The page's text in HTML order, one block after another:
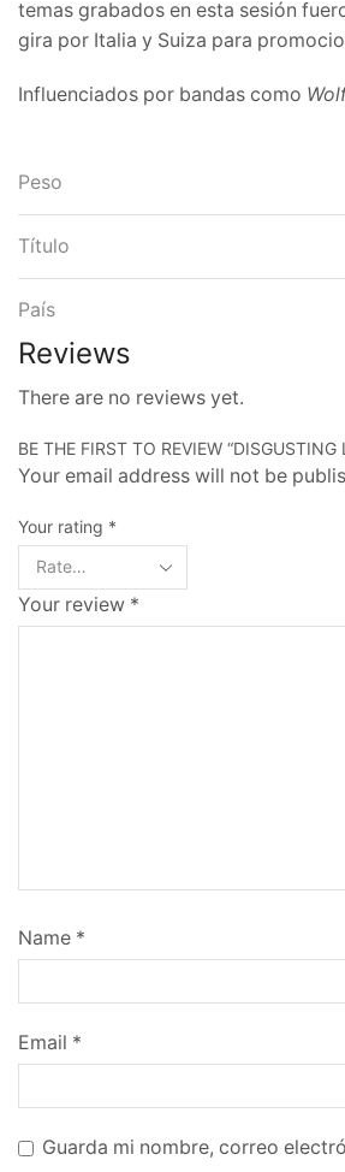
temas grabados en esta sesión
gira por Italia y Suiza para
Influenciados por bandas como
Peso
Título
País
Reviews
There are no reviews yet.
BE THE FIRST TO REVIEW
Your email address will not be
Your rating *
Your review *
Name *
Email *
Guarda mi nombre, correo